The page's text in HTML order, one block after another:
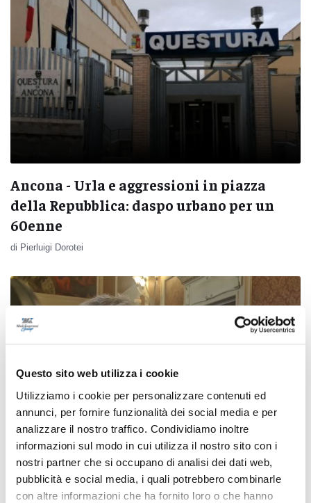
Questo sito web utilizza i cookie
Utilizziamo i cookie per personalizzare contenuti ed
annunci, per fornire funzionalità dei social media e per
analizzare il nostro traffico. Condividiamo inoltre
informazioni sul modo in cui utilizza il nostro sito con i
nostri partner che si occupano di analisi dei dati web,
pubblicità e social media, i quali potrebbero combinarle
con altre informazioni che ha fornito loro o che hanno
Ancona - Urla e aggressioni in piazza
della Repubblica: daspo urbano per un
60enne
di Pierluigi Dorotei
Ancona - Via libera al nuovo parcheggio